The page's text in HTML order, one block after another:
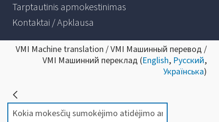
Tarptautinis apmokestinimas
Kontaktai / Apklausa
VMI Machine translation / VMI Машинный перевод /
VMI Машинний переклад (English, Русский,
Українська)